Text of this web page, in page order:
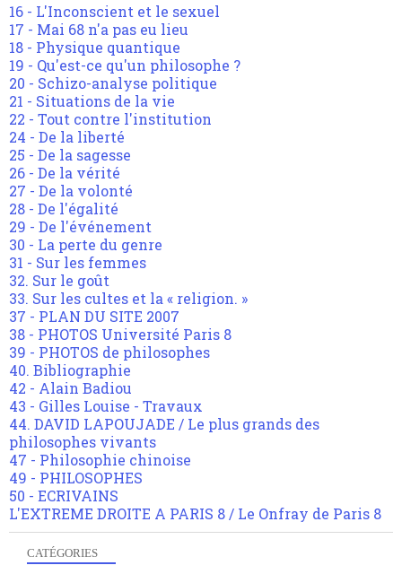
16 - L'Inconscient et le sexuel
17 - Mai 68 n'a pas eu lieu
18 - Physique quantique
19 - Qu'est-ce qu'un philosophe ?
20 - Schizo-analyse politique
21 - Situations de la vie
22 - Tout contre l'institution
24 - De la liberté
25 - De la sagesse
26 - De la vérité
27 - De la volonté
28 - De l'égalité
29 - De l'événement
30 - La perte du genre
31 - Sur les femmes
32. Sur le goût
33. Sur les cultes et la « religion. »
37 - PLAN DU SITE 2007
38 - PHOTOS Université Paris 8
39 - PHOTOS de philosophes
40. Bibliographie
42 - Alain Badiou
43 - Gilles Louise - Travaux
44. DAVID LAPOUJADE / Le plus grands des
philosophes vivants
47 - Philosophie chinoise
49 - PHILOSOPHES
50 - ECRIVAINS
L'EXTREME DROITE A PARIS 8 / Le Onfray de Paris 8
CATÉGORIES